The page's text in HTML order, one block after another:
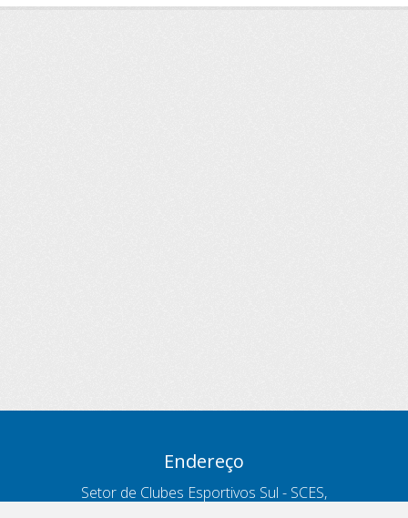
Endereço
Setor de Clubes Esportivos Sul - SCES,